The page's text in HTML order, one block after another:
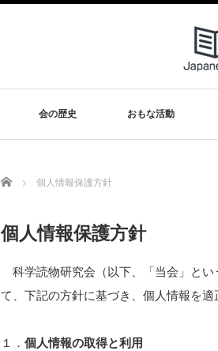
会の歴史 おもな活動
Home 個人情報保護方針
個人情報保護方針
科学読物研究会（以下、「当会」とい
て、下記の方針に基づき、個人情報を適
１． 個人情報の取得と利用